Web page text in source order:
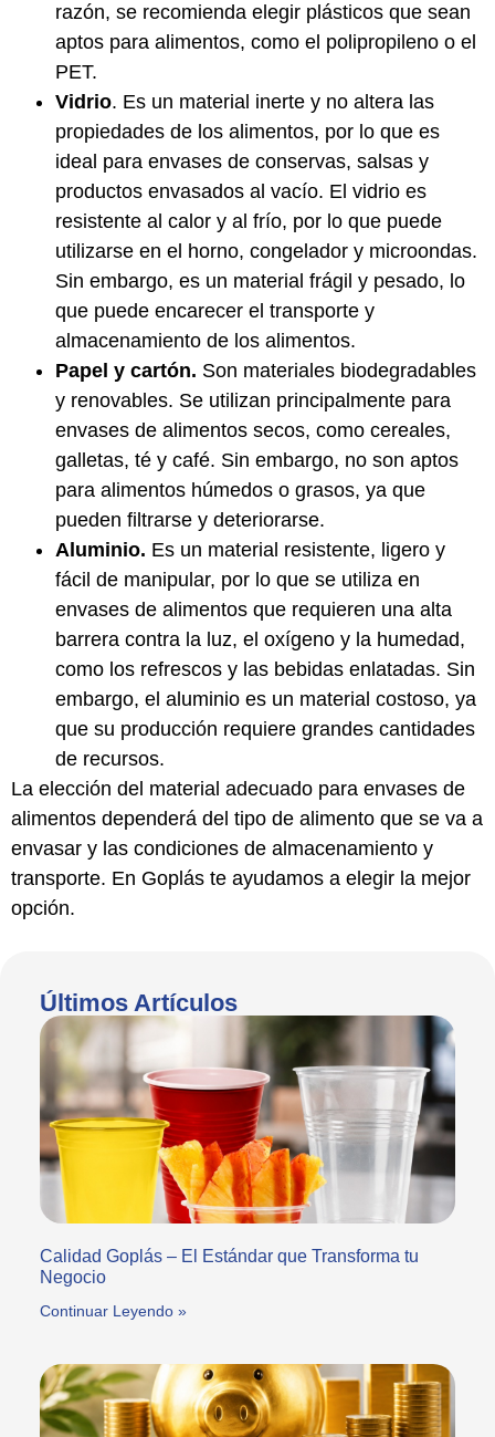
Últimos Artículos
Calidad Goplás – El Estándar que Transforma tu
Negocio
Continuar Leyendo »
razón, se recomienda elegir plásticos que sean
aptos para alimentos, como el polipropileno o el
PET.
Vidrio. Es un material inerte y no altera las
propiedades de los alimentos, por lo que es
ideal para envases de conservas, salsas y
productos envasados al vacío. El vidrio es
resistente al calor y al frío, por lo que puede
utilizarse en el horno, congelador y microondas.
Sin embargo, es un material frágil y pesado, lo
que puede encarecer el transporte y
almacenamiento de los alimentos.
Papel y cartón. Son materiales biodegradables
y renovables. Se utilizan principalmente para
envases de alimentos secos, como cereales,
galletas, té y café. Sin embargo, no son aptos
para alimentos húmedos o grasos, ya que
pueden filtrarse y deteriorarse.
Aluminio. Es un material resistente, ligero y
fácil de manipular, por lo que se utiliza en
envases de alimentos que requieren una alta
barrera contra la luz, el oxígeno y la humedad,
como los refrescos y las bebidas enlatadas. Sin
embargo, el aluminio es un material costoso, ya
que su producción requiere grandes cantidades
de recursos.
La elección del material adecuado para envases de
alimentos dependerá del tipo de alimento que se va a
envasar y las condiciones de almacenamiento y
transporte. En Goplás te ayudamos a elegir la mejor
opción.